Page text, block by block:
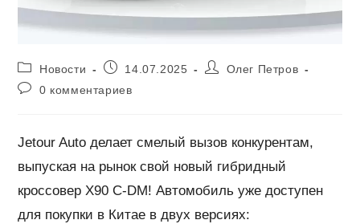
Рубрика
записи:
Новости
Запись14.07.2025
АвторОлег Петров
Комментарии
0 комментариев
Jetour Auto делает смелый вызов конкурентам,
выпуская на рынок свой новый гибридный
кроссовер X90 C-DM! Автомобиль уже доступен
для покупки в Китае в двух версиях: